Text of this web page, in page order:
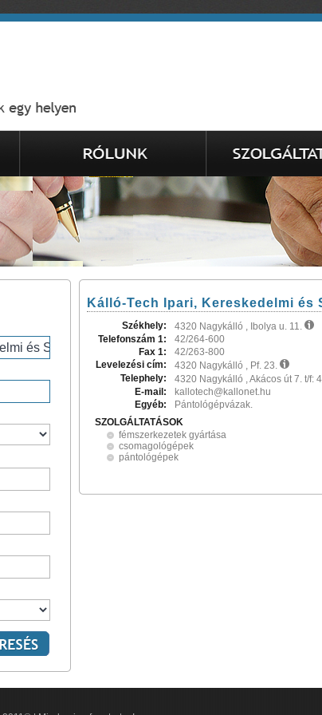
Kálló-Tech Ipari, Kereskedelmi és
Székhely:
4320 Nagykálló , Ibolya u. 11.
Telefonszám 1:
42/264-600
Fax 1:
42/263-800
Levelezési cím:
4320 Nagykálló , Pf. 23.
Telephely:
4320 Nagykálló , Akácos út 7. t/f:
E-mail:
kallotech@kallonet.hu
Egyéb:
Pántológépvázak.
SZOLGÁLTATÁSOK
fémszerkezetek gyártása
csomagológépek
pántológépek